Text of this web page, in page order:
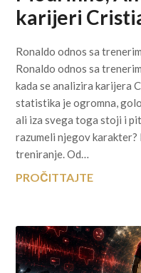
karijeri
Ronaldo odnos sa
Ronaldo odnos sa
kada se analizira karijera
statistika je ogromna,
ali iza svega toga stoji i
razumeli njegov
treniranje. Od…
PROČITTAJTE